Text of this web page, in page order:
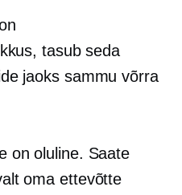
tasub seda
jaoks sammu võrra
on oluline. Saate
oma ettevõtte